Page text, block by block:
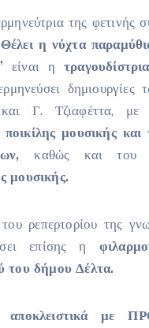
της φετινής
η νύχτα
είναι η
Γ. Τζιαφέττα, με
μουσικής
καθώς και του
μουσικής.
ρεπερτορίου της
επίσης η
του δήμου Δέλτα.
με